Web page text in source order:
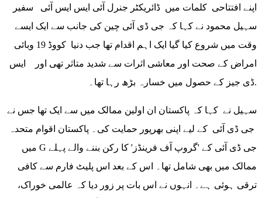
اپنے افتتاحی کلمات میں ڈائریکٹر جنرل آئی ایس ایس آئی سفیر
سہیل محمود نے کہا کہ جی ڈی آئی چین کی جانب سے ایک ایسے
وقت میں شروع کیا گیا ایک اہم اقدام تھا جب دنیا کووڈ 19 وبائی
امراض کے صحت اور معاشی اثرات سے شدید متاثر تھی اور ایس
ڈی جیز کے حصول میں خسارہ بڑھ رہا تھا۔.
سہیل نے کہا کہ پاکستان ان اولین ممالک میں سے ایک تھا جس نے
جی ڈی آئی کے لیے اپنی بھرپور حمایت کی۔ پاکستان اقوام متحدہ
میں G جی ڈی آئی کے 'گروپ آف فرینڈز' کا رکن بننے والے پہلے
ممالک میں بھی شامل تھا۔ اس کے بعد اس پلیٹ فارم سے کافی
ترقی ہوئی ہے۔ انہوں نے اس بات پر زور دیا کہ عالمی خوراک،